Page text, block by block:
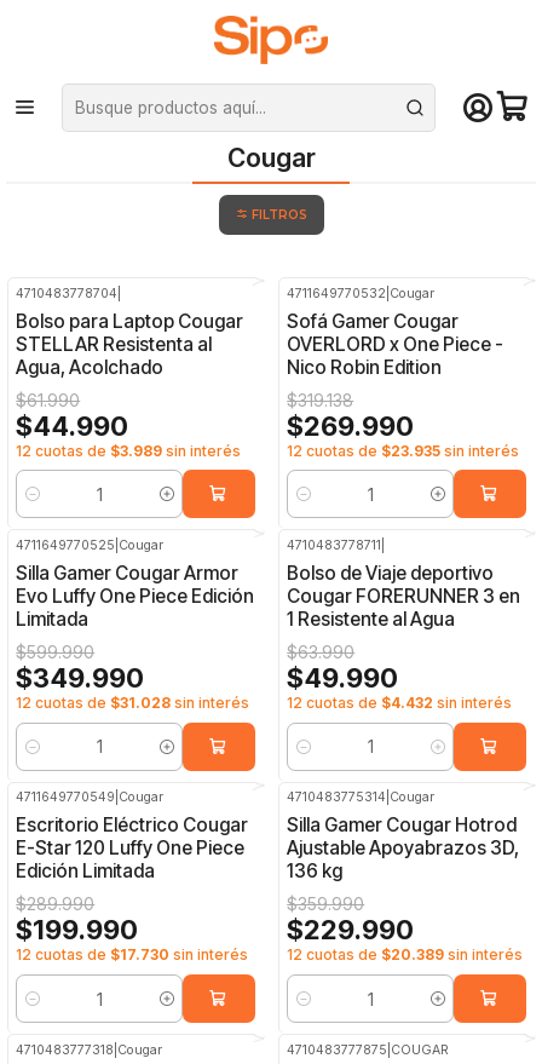
¡Compra hasta mediodía y recibe hoy! De lunes a sábado en el gran
Santiago. Envío gratis desde $29.990
Inicio Marcas Cougar
Cougar
FILTROS
4710483778704
Bolso para Laptop Cougar
STELLAR Resistenta al
Agua, Acolchado
$61.990
$44.990
12 cuotas de $3.989 sin interés
Cantidad
4711649770532 Cougar
Sofá Gamer Cougar
OVERLORD x One Piece -
Nico Robin Edition
$319.138
$269.990
12 cuotas de $23.935 sin interés
Cantidad
4711649770525 Cougar
Silla Gamer Cougar Armor
Evo Luffy One Piece Edición
Limitada
$599.990
$349.990
12 cuotas de $31.028 sin interés
Cantidad
4710483778711
Bolso de Viaje deportivo
Cougar FORERUNNER 3 en
1 Resistente al Agua
$63.990
$49.990
12 cuotas de $4.432 sin interés
Cantidad
4711649770549 Cougar
Escritorio Eléctrico Cougar
E-Star 120 Luffy One Piece
Edición Limitada
$289.990
$199.990
12 cuotas de $17.730 sin interés
Cantidad
4710483775314 Cougar
Silla Gamer Cougar Hotrod
Ajustable Apoyabrazos 3D,
136 kg
$359.990
$229.990
12 cuotas de $20.389 sin interés
Cantidad
4710483777318 Cougar 4710483777875 COUGAR